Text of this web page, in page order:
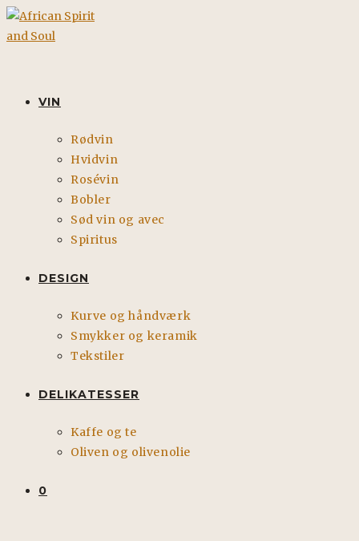
Skip
to
VIN
Rødvin
Hvidvin
Rosévin
Bobler
Sød vin og avec
Spiritus
DESIGN
Kurve og håndværk
Smykker og keramik
Tekstiler
DELIKATESSER
Kaffe og te
Oliven og olivenolie
0